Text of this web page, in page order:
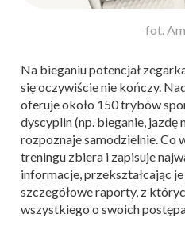
fot.
Na bieganiu potencjał
się oczywiście nie kończy.
oferuje około 150 trybów
dyscyplin (np. bieganie, jazdę
rozpoznaje samodzielnie. Co
treningu zbiera i zapisuje
informacje, przekształcając
szczegółowe raporty, z
wszystkiego o swoich